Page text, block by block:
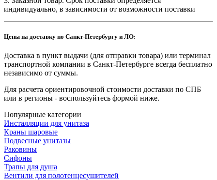
индивидуально, в зависимости от возможности поставки
Цены на доставку по Санкт-Петербургу и ЛО:
Доставка в пункт выдачи (для отправки товара) или терминал
транспортной компании в Санкт-Петербурге всегда бесплатно
независимо от суммы.
Для расчета ориентировочной стоимости доставки по СПБ
или в регионы - воспользуйтесь формой ниже.
Популярные категории
Инсталляции для унитаза
Краны шаровые
Подвесные унитазы
Раковины
Сифоны
Трапы для душа
Вентили для полотенцесушителей